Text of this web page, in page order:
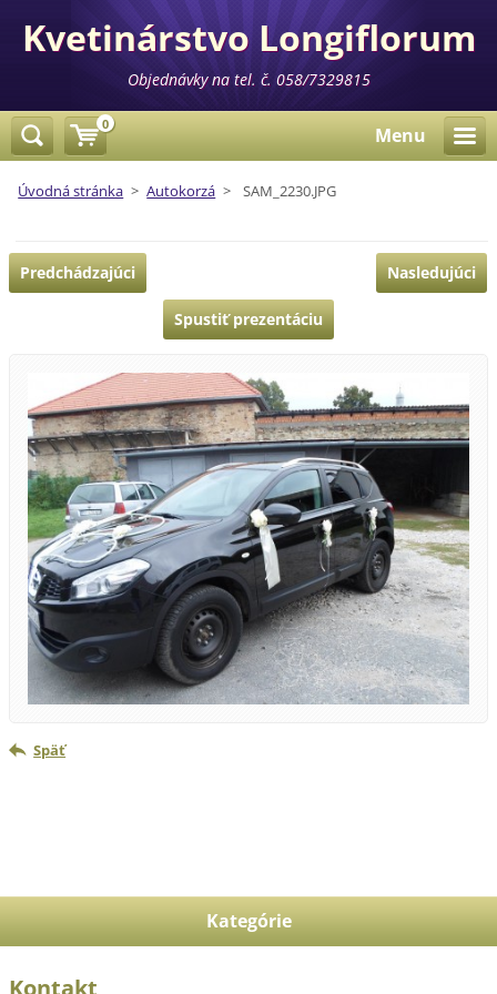
Kvetinárstvo Longiflorum
Objednávky na tel. č. 058/7329815
Menu
Úvodná stránka > Autokorzá > SAM_2230.JPG
Predchádzajúci Nasledujúci
Spustiť prezentáciu
Späť
Kategórie
Kontakt
0